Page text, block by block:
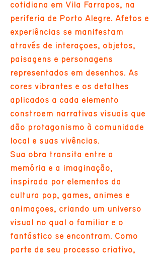
cotidiana em Vila Farrapos, na
periferia de Porto Alegre. Afetos e
experiências se manifestam
através de interações, objetos,
paisagens e personagens
representados em desenhos. As
cores vibrantes e os detalhes
aplicados a cada elemento
constroem narrativas visuais que
dão protagonismo à comunidade
local e suas vivências.
Sua obra transita entre a
memória e a imaginação,
inspirada por elementos da
cultura pop, games, animes e
animações, criando um universo
visual no qual o familiar e o
fantástico se encontram. Como
parte de seu processo criativo,